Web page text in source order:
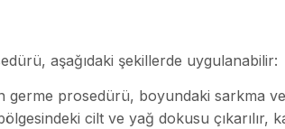
aşağıdaki şekillerde uygulanabilir:
germe prosedürü, boyundaki sarkma
cilt ve yağ dokusu çıkarılır,